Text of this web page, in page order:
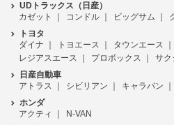
UDトラックス（日産）
カゼット
コンドル ビッグサム
トヨタ
ダイナ
トヨエース タウンエース
レジアスエース
プロボックス サク
日産自動車
アトラス
シビリアン キャラバン
ホンダ
アクティ
N-VAN